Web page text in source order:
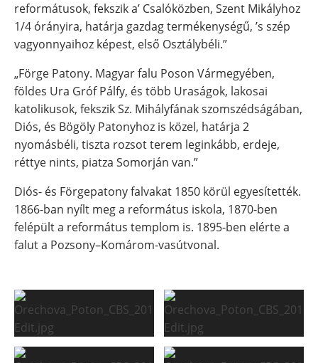
reformátusok, fekszik a’ Csalóközben, Szent Mikályhoz
1/4 órányira, határja gazdag termékenységű, ’s szép
vagyonnyaihoz képest, első Osztálybéli.”
„Förge Patony. Magyar falu Poson Vármegyében,
földes Ura Gróf Pálfy, és több Uraságok, lakosai
katolikusok, fekszik Sz. Mihályfának szomszédságában,
Diós, és Bögöly Patonyhoz is közel, határja 2
nyomásbéli, tiszta rozsot terem leginkább, erdeje,
réttye nints, piatza Somorján van.”
Diós- és Förgepatony falvakat 1850 körül egyesítették.
1866-ban nyílt meg a református iskola, 1870-ben
felépült a református templom is. 1895-ben elérte a
falut a Pozsony–Komárom-vasútvonal.